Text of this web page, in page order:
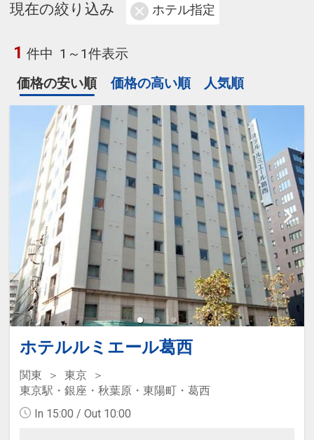
現在の絞り込み ホテル指定
1 件中 1～1件表示
価格の安い順
価格の高い順 人気順
ホテルルミエール葛西
関東
東京
東京駅・銀座・秋葉原・東陽町・葛西
In 15:00 / Out 10:00